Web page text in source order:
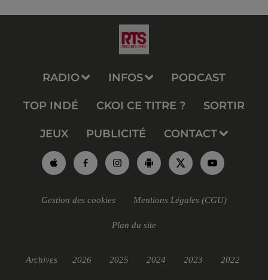
RADIO INFOS PODCAST
TOP INDÉ CKOI CE TITRE ? SORTIR
JEUX PUBLICITÉ CONTACT
Gestion des cookies Mentions Légales (CGU)
Plan du site
Archives 2026 2025 2024 2023 2022